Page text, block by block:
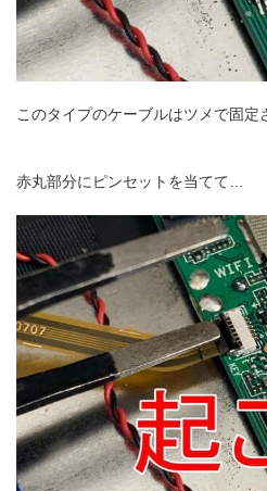
このタイプのケーブルはツメで固定
赤丸部分にピンセットを当てて…